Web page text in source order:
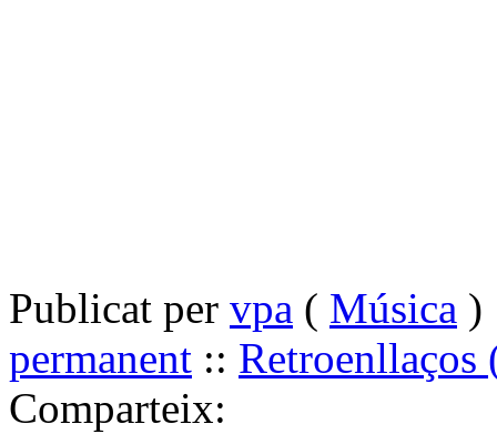
Publicat per vpa ( Música )
permanent :: Retroenllaços
Comparteix: